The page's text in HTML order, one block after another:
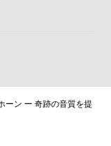
ン ー 奇跡の音質を提